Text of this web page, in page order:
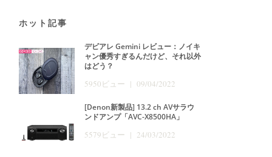
ホット記事
デビアレ Gemini レビュー：ノイキ
ャン優秀すぎるんだけど、それ以外
はどう？
5950ビュー | 09/04/2022
[Denon新製品] 13.2 ch AVサラウ
ンドアンプ「AVC-X8500HA」
5579ビュー | 24/03/2022